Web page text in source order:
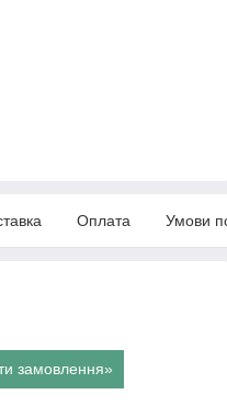
Оплата Умови
замовлення»